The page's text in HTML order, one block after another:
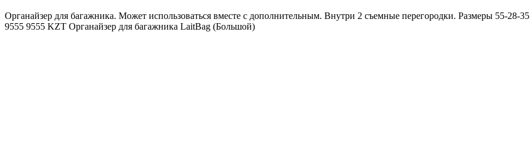
Органайзер для багажника. Может использоваться вместе с дополнительным. Внутри 2 съемные перегородки. Размеры 55-28-35
9555 9555 KZT Органайзер для багажника LaitBag (Большой)